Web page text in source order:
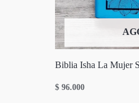
Biblia Isha La Mujer
$ 96.000